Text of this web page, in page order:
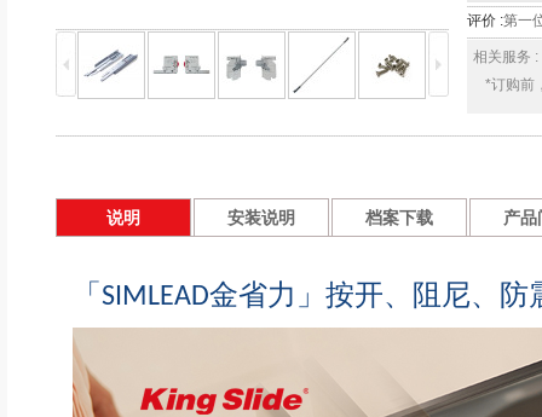
评价 :第一
相关服务 :
*订购前
说明 安装说明 档案下载 产品
「SIMLEAD金省力」按开、阻尼、